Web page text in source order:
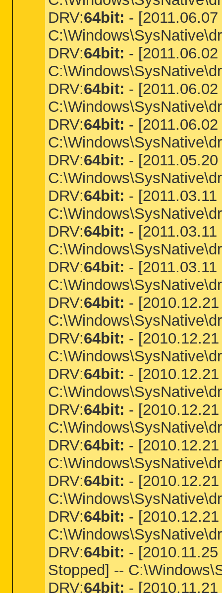
DRV:64bit: -
DRV:64bit: -
DRV:64bit: -
DRV:64bit: -
DRV:64bit: -
DRV:64bit: -
DRV:64bit: -
DRV:64bit: -
DRV:64bit: -
DRV:64bit: -
DRV:64bit: -
DRV:64bit: -
DRV:64bit: -
DRV:64bit: -
DRV:64bit: -
DRV:64bit: -
Stopped] --
DRV:64bit: -